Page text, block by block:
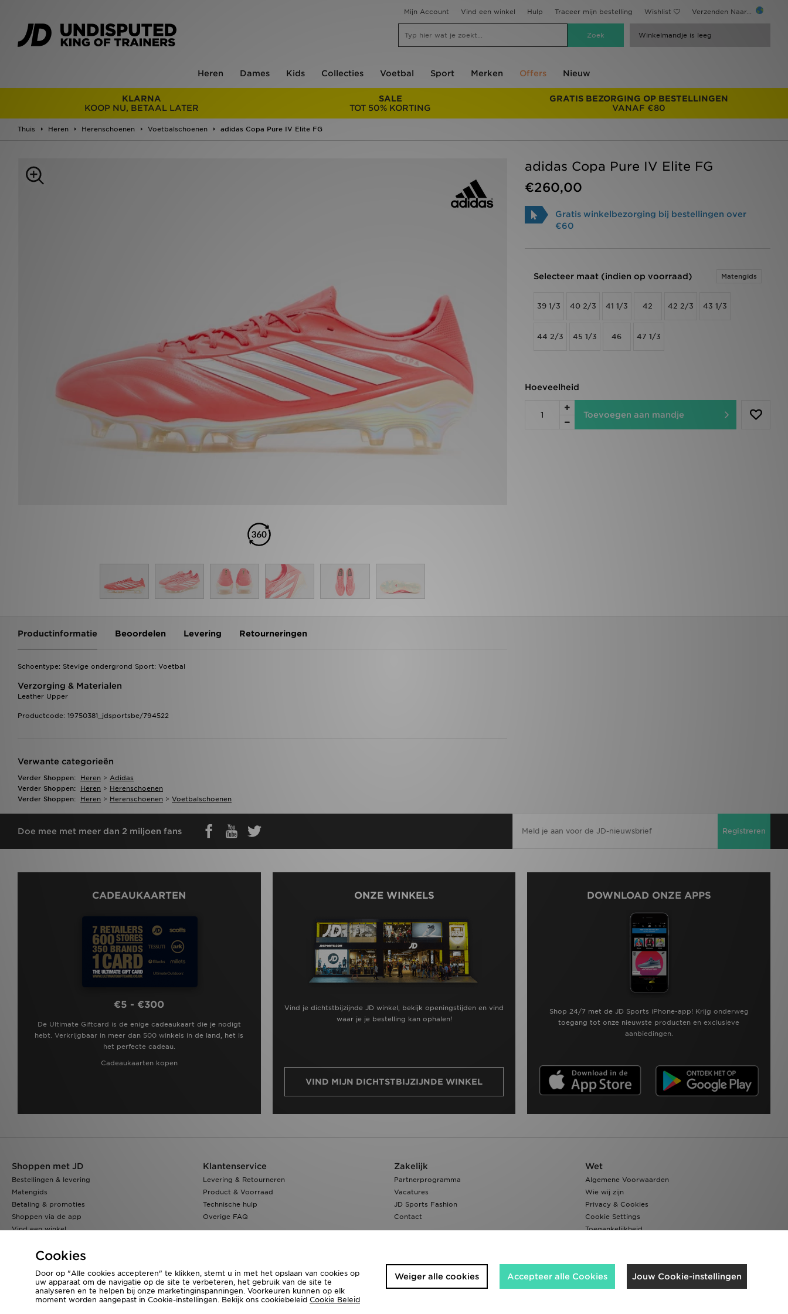
Mijn Account Vind een winkel Hulp Traceer mijn bestelling Wishlist Verzenden Naar...
Winkelmandje is leeg
Heren Dames Kids Collecties Voetbal Sport Merken Offers Nieuw
KLARNA
KOOP NU, BETAAL LATER
SALE
TOT 50% KORTING
GRATIS BEZORGING OP BESTELLINGEN
VANAF €80
Thuis Heren Herenschoenen Voetbalschoenen adidas Copa Pure IV Elite FG
adidas Copa Pure IV Elite FG
€260,00
Gratis winkelbezorging bij bestellingen over
€60
Selecteer maat (indien op voorraad) Matengids
39 1/3 40 2/3 41 1/3 42 42 2/3 43 1/3
44 2/3 45 1/3 46 47 1/3
Hoeveelheid
Toevoegen aan mandje
Productinformatie Beoordelen Levering Retourneringen
Schoentype: Stevige ondergrond Sport: Voetbal
Verzorging & Materialen
Leather Upper
Productcode: 19750381_jdsportsbe/794522
Verwante categorieën
Verder Shoppen: Heren > Adidas
Verder Shoppen:
Heren > Herenschoenen
Verder Shoppen:
Heren > Herenschoenen > Voetbalschoenen
Doe mee met meer dan 2 miljoen fans Registreren
CADEAUKAARTEN
€5 - €300
De Ultimate Giftcard is de enige cadeaukaart die je nodigt
hebt. Verkrijgbaar in meer dan 500 winkels in de land, het is
het perfecte cadeau.
Cadeaukaarten kopen
ONZE WINKELS
Vind je dichtstbijzijnde JD winkel, bekijk openingstijden en vind
waar je je bestelling kan ophalen!
VIND MIJN DICHTSTBIJZIJNDE WINKEL
DOWNLOAD ONZE APPS
Shop 24/7 met de JD Sports iPhone-app! Krijg onderweg
toegang tot onze nieuwste producten en exclusieve
aanbiedingen.
Shoppen met JD
Bestellingen & levering
Matengids
Betaling & promoties
Shoppen via de app
Vind een winkel
Klantenservice
Levering & Retourneren
Product & Voorraad
Technische hulp
Overige FAQ
Zakelijk
Partnerprogramma
Vacatures
JD Sports Fashion
Contact
Wet
Algemene Voorwaarden
Wie wij zijn
Privacy & Cookies
Cookie Settings
Toegankelijkheid
Wij accepteren de volgende betaalmethoden
Bezoek onze bedrijfswebsitewww.jdplc.com
Copyright © 2026 JD Sports Fashion Plc, Alle rechten voorbehouden.
Cookies
Door op "Alle cookies accepteren" te klikken, stemt u in met het opslaan van cookies op
uw apparaat om de navigatie op de site te verbeteren, het gebruik van de site te
analyseren en te helpen bij onze marketinginspanningen. Voorkeuren kunnen op elk
moment worden aangepast in Cookie-instellingen. Bekijk ons cookiebeleid Cookie Beleid
Jouw Cookie-instellingen
Accepteer alle Cookies
Weiger alle cookies